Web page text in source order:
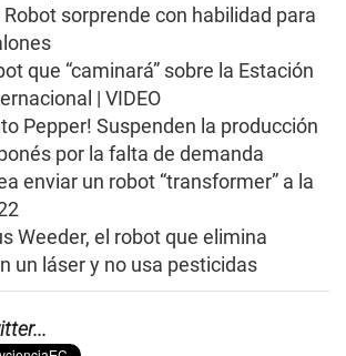
sorprende con habilidad para
que “caminará” sobre la Estación
| VIDEO
Pepper! Suspenden la producción
por la falta de demanda
enviar un robot “transformer” a la
Weeder, el robot que elimina
un láser y no usa pesticidas